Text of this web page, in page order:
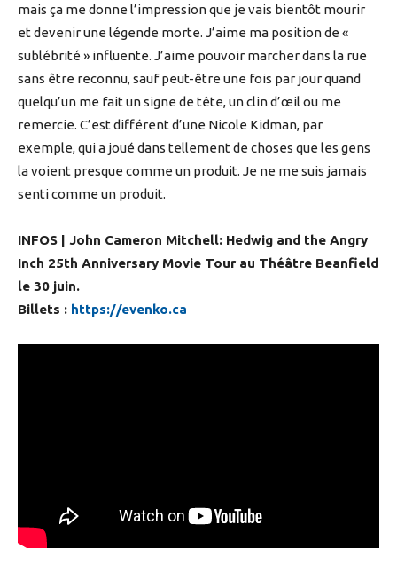
mais ça me donne l’impression que je vais bientôt mourir
et devenir une légende morte. J’aime ma position de «
sublébrité » influente. J’aime pouvoir marcher dans la rue
sans être reconnu, sauf peut-être une fois par jour quand
quelqu’un me fait un signe de tête, un clin d’œil ou me
remercie. C’est différent d’une Nicole Kidman, par
exemple, qui a joué dans tellement de choses que les gens
la voient presque comme un produit. Je ne me suis jamais
senti comme un produit.
INFOS | John Cameron Mitchell: Hedwig and the Angry
Inch 25th Anniversary Movie Tour au Théâtre Beanfield
le 30 juin.
Billets : https://evenko.ca